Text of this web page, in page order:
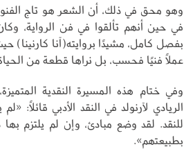
وهو محق في ذلك، أن الشعر هو تاج
في حين أنهم تألقوا في فن الرواية،
بفصل كامل، مشيدًا بروايته(آنا كارنينا)
عملًا فنيًا فحسب، بل نراها قطعة من
وفي ختام هذه المسيرة النقدية
الريادي لآرنولد في النقد الأدبي قائلًا:
للنقد. لقد وضع مبادئ، وإن لم يلتزم بها
بطبيعتهم».